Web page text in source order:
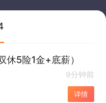
5险1金+底薪）
9分钟前
详情